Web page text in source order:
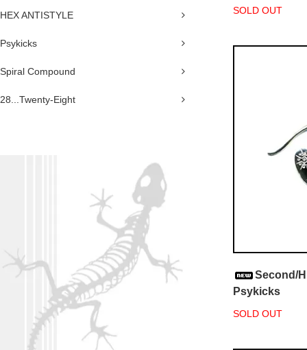
HEX ANTISTYLE
Psykicks
Spiral Compound
28...Twenty-Eight
SOLD OUT
Second/
Psykicks
SOLD OUT